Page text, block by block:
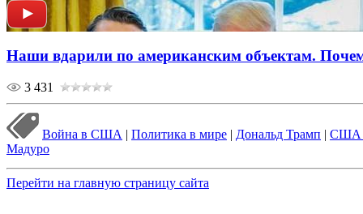
Наши вдарили по американским объектам.
3 431
Война в США | Политика в мире | Дональд Трамп | США
Мадуро
Перейти на главную страницу сайта